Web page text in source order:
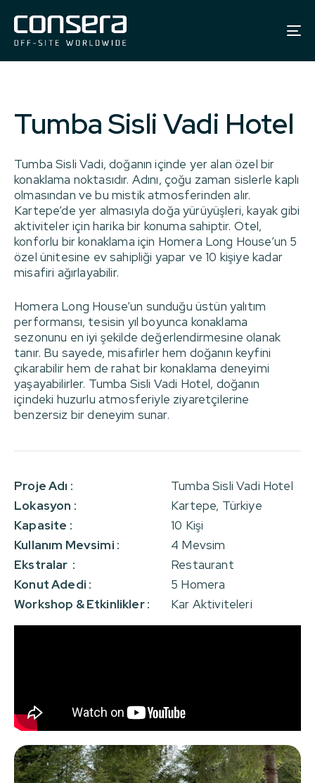
Tumba Sisli Vadi Hotel
Tumba Sisli Vadi, doğanın içinde yer alan özel bir
konaklama noktasıdır. Adını, çoğu zaman sislerle kaplı
olmasından ve bu mistik atmosferinden alır.
Kartepe’de yer almasıyla doğa yürüyüşleri, kayak gibi
aktiviteler için harika bir konuma sahiptir. Otel,
konforlu bir konaklama için Homera Long House’un 5
özel ünitesine ev sahipliği yapar ve 10 kişiye kadar
misafiri ağırlayabilir.
Homera Long House’un sunduğu üstün yalıtım
performansı, tesisin yıl boyunca konaklama
sezonunu en iyi şekilde değerlendirmesine olanak
tanır. Bu sayede, misafirler hem doğanın keyfini
çıkarabilir hem de rahat bir konaklama deneyimi
yaşayabilirler. Tumba Sisli Vadi Hotel, doğanın
içindeki huzurlu atmosferiyle ziyaretçilerine
benzersiz bir deneyim sunar.
Proje Adı :
Lokasyon :
Kapasite :
Kullanım Mevsimi :
Ekstralar :
Konut Adedi :
Workshop & Etkinlikler :
Tumba Sisli Vadi Hotel
Kartepe, Türkiye
10 Kişi
4 Mevsim
Restaurant
5 Homera
Kar Aktiviteleri